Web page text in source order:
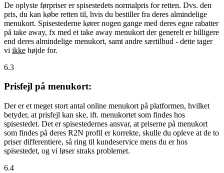
De oplyste førpriser er spisestedets normalpris for retten. Dvs. den
pris, du kan købe retten til, hvis du bestiller fra deres almindelige
menukort. Spisestederne kører nogen gange med deres egne rabatter
på take away, fx med et take away menukort der generelt er billigere
end deres almindelige menukort, samt andre særtilbud - dette tager
vi ikke højde for.
6.3
Prisfejl på menukort:
Der er et meget stort antal online menukort på platformen, hvilket
betyder, at prisfejl kan ske, ift. menukortet som findes hos
spisestedet. Det er spisestedernes ansvar, at priserne på menukort
som findes på deres R2N profil er korrekte, skulle du opleve at de to
priser differentiere, så ring til kundeservice mens du er hos
spisestedet, og vi løser straks problemet.
6.4